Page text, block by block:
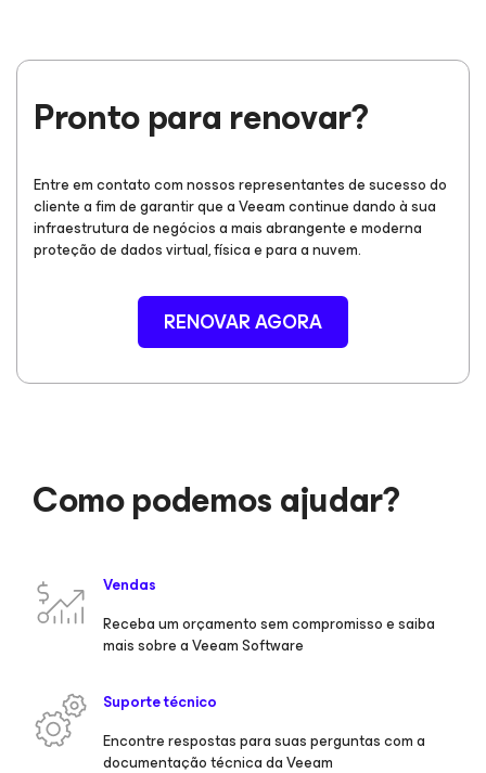
Pronto para renovar?
Entre em contato com nossos representantes de sucesso do
cliente a fim de garantir que a Veeam continue dando à sua
infraestrutura de negócios a mais abrangente e moderna
proteção de dados virtual, física e para a nuvem.
RENOVAR AGORA
Como podemos ajudar?
Vendas
Receba um orçamento sem compromisso e saiba
mais sobre a Veeam Software
Suporte técnico
Encontre respostas para suas perguntas com a
documentação técnica da Veeam